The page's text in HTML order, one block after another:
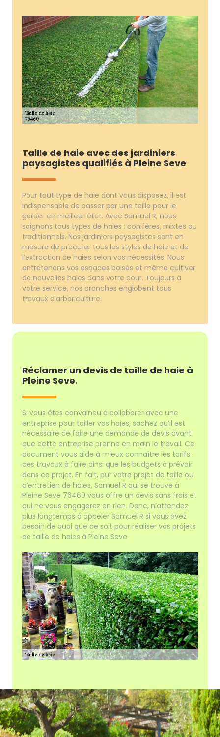
Taille de haie avec des jardiniers
paysagistes qualifiés à Pleine Seve
Pour tout type de haie dont vous disposez, il est
indispensable de passer par une taille pour le
garder en meilleur état. Avec Samuel R, nous
soignons tous types de haies : conifères, mixtes ou
traditionnels. Nos jardiniers paysagistes sont en
mesure de procurer tous les styles de haie et de
l’extraction de haies selon vos nécessités. Nous
entretenons vos espaces boisés et même cultiver
de nouvelles haies dans votre cour. Toujours à
votre service, nos branches englobent tous
travaux d’arboriculture.
Réclamer un devis de taille de haie à
Pleine Seve.
Si vous êtes convaincu à collaborer avec une
entreprise pour tailler vos haies, sachez qu’il est
nécessaire de faire une demande de devis avant
que cette entreprise prenne en main le travail. Ce
document vous aide à mieux connaître les tarifs
des travaux à faire ainsi que les budgets à prévoir
dans ce projet. En fait, pur votre projet de taille ou
d’entretien de haies, Samuel R qui se trouve à
Pleine Seve 76460 vous offre un devis sans frais et
qui ne vous engagerez en rien. Donc, n’attendez
plus longtemps à appeler Samuel R si vous avez
besoin de quoi que ce soit pour réaliser vos projets
de taille de haies à Pleine Seve.